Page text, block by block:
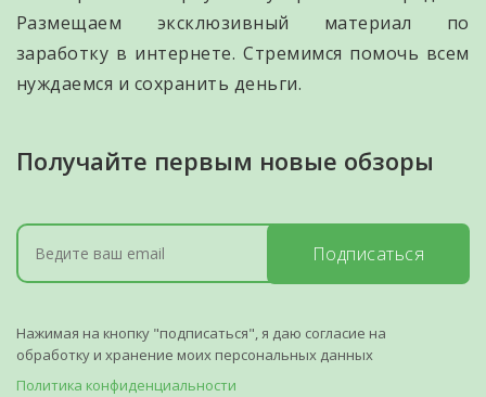
Размещаем эксклюзивный материал по
заработку в интернете. Стремимся помочь всем
нуждаемся и сохранить деньги.
Получайте первым новые обзоры
Подписаться
Нажимая на кнопку "подписаться", я даю согласие на
обработку и хранение моих персональных данных
Политика конфиденциальности